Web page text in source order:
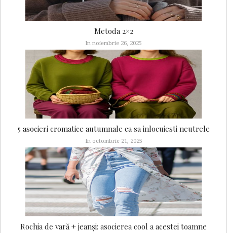
Metoda 2×2
In noiembrie 26, 2025
5 asocieri cromatice autumnale ca sa inlocuiesti neutrele
In octombrie 21, 2025
Rochia de vară + jeanși: asocierea cool a acestei toamne